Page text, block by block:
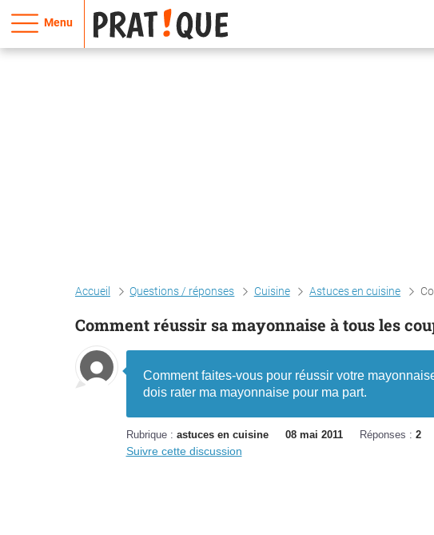
Menu
Accueil Questions / réponses Cuisine Astuces en cuisine
Comment réussir sa mayonnaise à tous les
Comment faites-vous pour réussir votre
dois rater ma mayonnaise pour ma part.
Rubrique : astuces en cuisine 08 mai 2011 Réponses : 2
Suivre cette discussion